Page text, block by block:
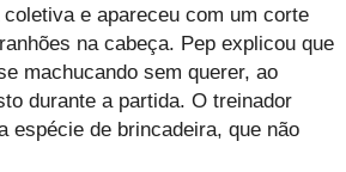
e apareceu com um corte
na cabeça. Pep explicou que
machucando sem querer, ao
durante a partida. O treinador
espécie de brincadeira, que não